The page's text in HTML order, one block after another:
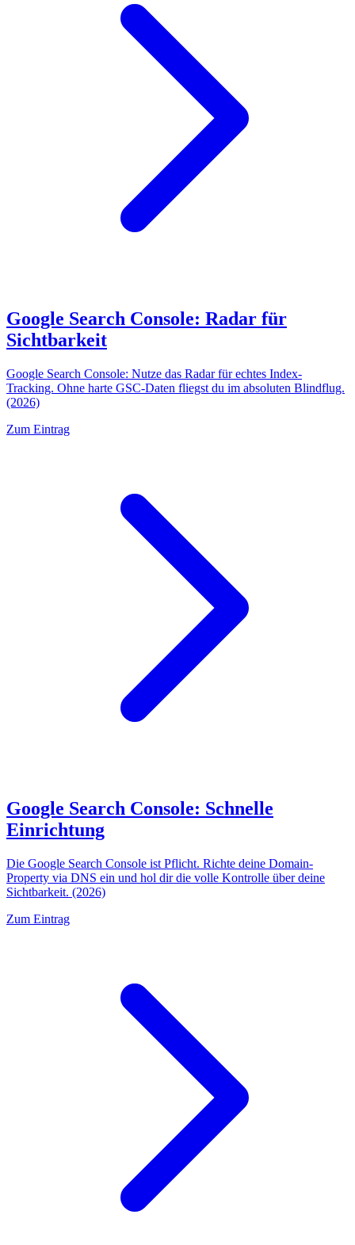
Google Search Console: Radar für
Sichtbarkeit
Google Search Console: Nutze das Radar für echtes Index-
Tracking. Ohne harte GSC-Daten fliegst du im absoluten Blindflug.
(2026)
Zum Eintrag
Google Search Console: Schnelle
Einrichtung
Die Google Search Console ist Pflicht. Richte deine Domain-
Property via DNS ein und hol dir die volle Kontrolle über deine
Sichtbarkeit. (2026)
Zum Eintrag